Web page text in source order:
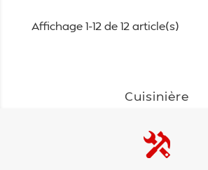
Affichage 1-12 de 12 article(s)
Cuisinière